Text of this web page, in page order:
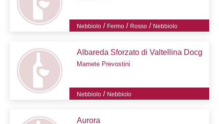
Nebbiolo / Fermo / Rosso / Nebbiolo
Albareda Sforzato di Valtellina Docg
Mamete Prevostini
Nebbiolo / Nebbiolo
Aurora